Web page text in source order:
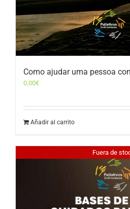
Como ajudar uma pessoa
0,00€
Añadir al carrito
Fuera de